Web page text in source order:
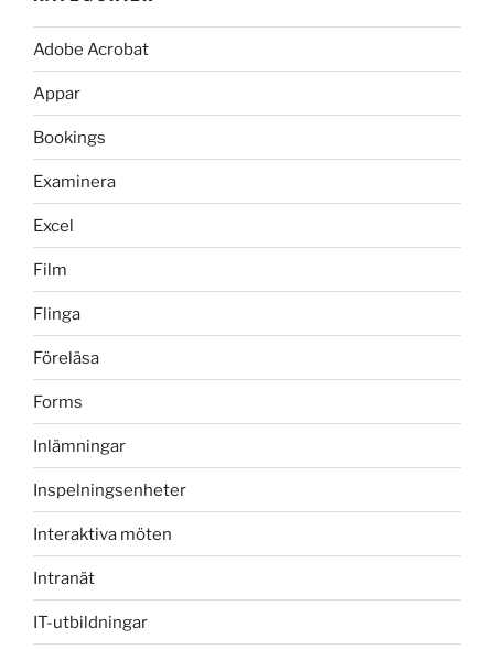
Adobe Acrobat
Appar
Bookings
Examinera
Excel
Film
Flinga
Föreläsa
Forms
Inlämningar
Inspelningsenheter
Interaktiva möten
Intranät
IT-utbildningar